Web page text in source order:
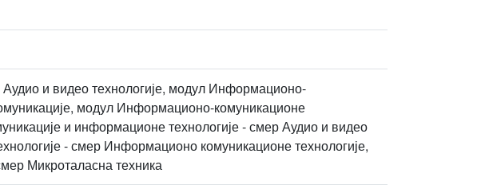
и видео технологије, модул Информационо-
модул Информационо-комуникационе
и информационе технологије - смер Аудио и видео
- смер Информационо комуникационе технологије,
Микроталасна техника